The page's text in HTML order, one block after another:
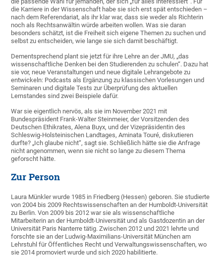
die Karriere in der Wissenschaft habe sie sich erst spät entschieden –
nach dem Referendariat, als ihr klar war, dass sie weder als Richterin
noch als Rechtsanwältin würde arbeiten wollen. Was sie daran
besonders schätzt, ist die Freiheit sich eigene Themen zu suchen und
selbst zu entscheiden, wie lange sie sich damit beschäftigt.
Dementsprechend plant sie jetzt für ihre Lehre an der JMU, „das
wissenschaftliche Denken bei den Studierenden zu schulen“. Dazu hat
sie vor, neue Veranstaltungen und neue digitale Lehrangebote zu
entwickeln: Podcasts als Ergänzung zu klassischen Vorlesungen und
Seminaren und digitale Tests zur Überprüfung des aktuellen
Lernstandes sind zwei Beispiele dafür.
War sie eigentlich nervös, als sie im November 2021 mit
Bundespräsident Frank-Walter Steinmeier, der Vorsitzenden des
Deutschen Ethikrates, Alena Buyx, und der Vizepräsidentin des
Schleswig-Holsteinischen Landtages, Aminata Touré, diskutieren
durfte? „Ich glaube nicht“, sagt sie. Schließlich hätte sie die Anfrage
nicht angenommen, wenn sie nicht so lange zu diesem Thema
geforscht hätte.
Zur Person
Laura Münkler wurde 1985 in Friedberg (Hessen) geboren. Sie studierte
von 2004 bis 2009 Rechtswissenschaften an der Humboldt-Universität
zu Berlin. Von 2009 bis 2012 war sie als wissenschaftliche
Mitarbeiterin an der Humboldt-Universität und als Gastdozentin an der
Universität Paris Nanterre tätig. Zwischen 2012 und 2021 lehrte und
forschte sie an der Ludwig-Maximilians-Universität München am
Lehrstuhl für Öffentliches Recht und Verwaltungswissenschaften, wo
sie 2014 promoviert wurde und sich 2020 habilitierte.